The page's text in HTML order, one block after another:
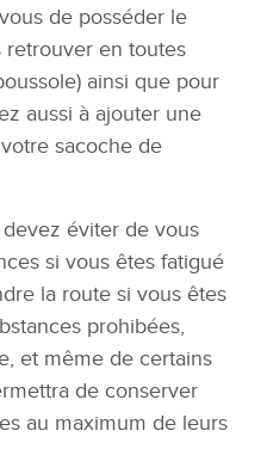
de posséder le
retrouver en toutes
ainsi que pour
aussi à ajouter une
sacoche de
éviter de vous
si vous êtes fatigué
la route si vous êtes
prohibées,
et même de certains
de conserver
au maximum de leurs